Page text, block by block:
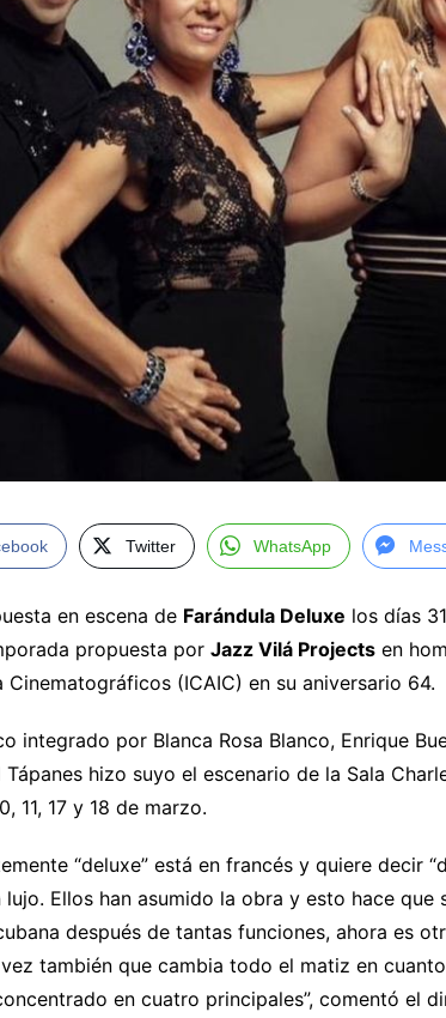
Twitter WhatsApp
en escena de Farándula Deluxe los días
propuesta por Jazz Vilá Projects en
Cinematográficos (ICAIC) en su aniversario 64.
integrado por Blanca Rosa Blanco, Enrique
Tápanes hizo suyo el escenario de la Sala
11, 17 y 18 de marzo.
“deluxe” está en francés y quiere decir
lujo. Ellos han asumido la obra y esto hace
después de tantas funciones, ahora es
también que cambia todo el matiz en
en cuatro principales”, comentó el